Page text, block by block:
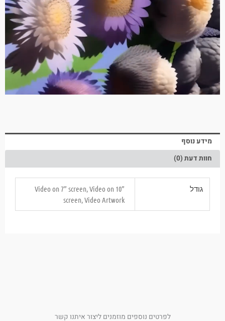
מידע נוסף
חוות דעת (0)
גודל
Video on 7” screen, Video on 10”
screen, Video Artwork
לפרטים נוספים מוזמנים ליצור איתנו קשר